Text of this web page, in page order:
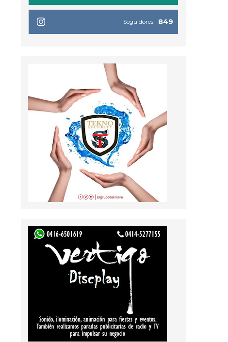
849
Seguidores